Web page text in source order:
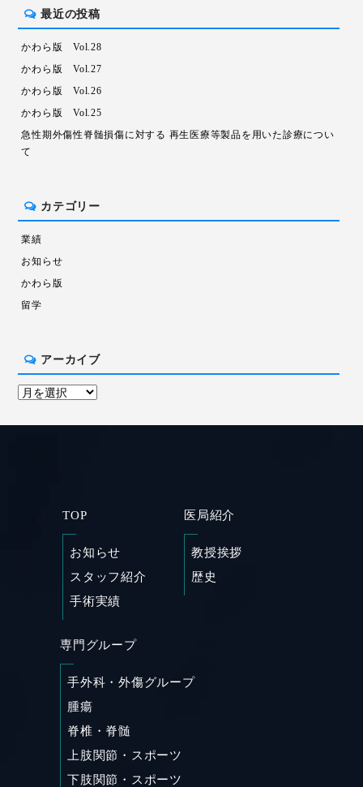
最近の投稿
かわら版 Vol.28
かわら版 Vol.27
かわら版 Vol.26
かわら版 Vol.25
急性期外傷性脊髄損傷に対する 再生医療等製品を用いた診療につい
て
カテゴリー
業績
お知らせ
かわら版
留学
アーカイブ
TOP
お知らせ
スタッフ紹介
手術実績
医局紹介
教授挨拶
歴史
専門グループ
手外科・外傷グループ
腫瘍
脊椎・脊髄
上肢関節・スポーツ
下肢関節・スポーツ